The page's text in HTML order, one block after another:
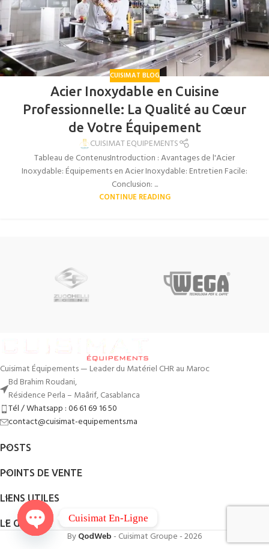
CUISIMAT BLOG
Acier Inoxydable en Cuisine
Professionnelle: La Qualité au Cœur
de Votre Équipement
CUISIMAT EQUIPEMENTS
Tableau de ContenusIntroduction : Avantages de l'Acier
Inoxydable: Équipements en Acier Inoxydable: Entretien Facile:
Conclusion: ...
CONTINUE READING
Cuisimat Équipements — Leader du Matériel CHR au Maroc
Bd Brahim Roudani,
Résidence Perla – Maârif, Casablanca
Tél / Whatsapp : 06 61 69 16 50
contact@cuisimat-equipements.ma
POSTS
POINTS DE VENTE
LIENS UTILES
LE GROUPE
ByQodWeb- Cuisimat Groupe - 2026
Cuisimat En-Ligne